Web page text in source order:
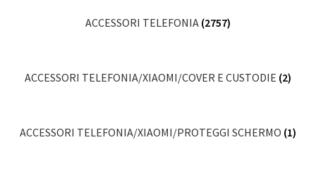
ACCESSORI TELEFONIA (2757)
ACCESSORI TELEFONIA/XIAOMI/COVER E CUSTODIE (2)
ACCESSORI TELEFONIA/XIAOMI/PROTEGGI SCHERMO (1)